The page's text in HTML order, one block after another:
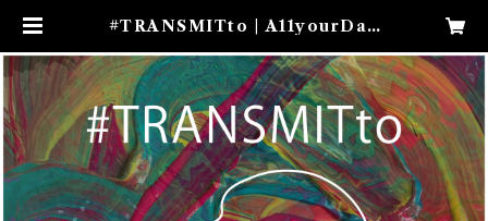
#TRANSMITto | A11yourDay